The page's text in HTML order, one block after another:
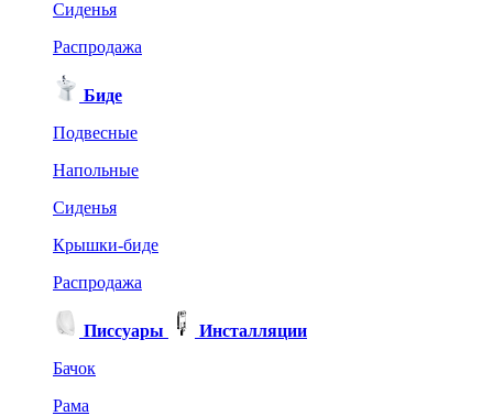
Сиденья
Распродажа
Биде
Подвесные
Напольные
Сиденья
Крышки-биде
Распродажа
Писсуары
Инсталляции
Бачок
Рама